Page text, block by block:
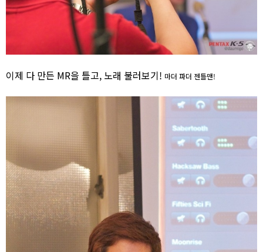
이제 다 만든 MR을 틀고, 노래 불러보기! 마더 파더 젠틀맨!